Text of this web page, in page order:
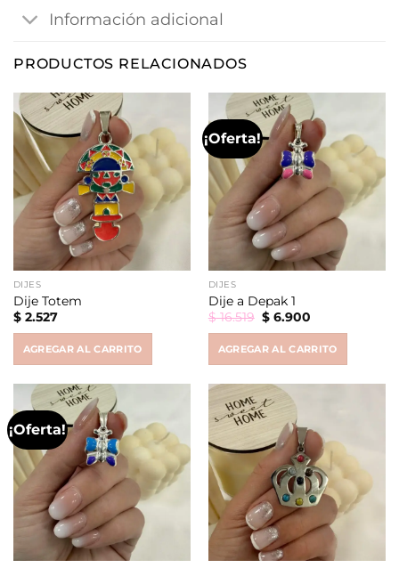
Información adicional
PRODUCTOS RELACIONADOS
DIJES
Dije Totem
$2.527
AGREGAR AL CARRITO
¡Oferta!
DIJES
Dije a Depak 1
$16.519 Original
price
$ 16.519.
$6.900Current
$ 6.900.
AGREGAR AL CARRITO
¡Oferta!